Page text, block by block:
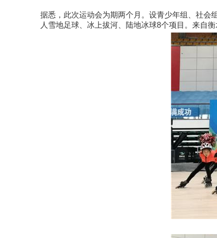
据悉，此次运动会为期两个月。设青少年组、社会
人雪地足球、冰上拔河、陆地冰球8个项目。来自